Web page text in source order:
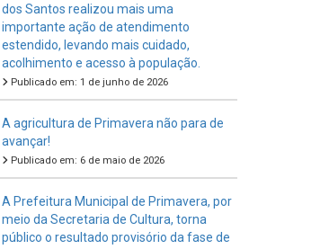
dos Santos realizou mais uma
importante ação de atendimento
estendido, levando mais cuidado,
acolhimento e acesso à população.
Publicado em: 1 de junho de 2026
A agricultura de Primavera não para de
avançar!
Publicado em: 6 de maio de 2026
A Prefeitura Municipal de Primavera, por
meio da Secretaria de Cultura, torna
público o resultado provisório da fase de